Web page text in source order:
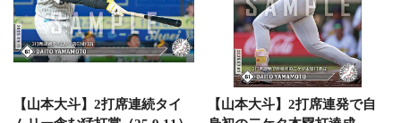
【山本大斗】2打席連続タイ
【山本大斗】2打席連発で自